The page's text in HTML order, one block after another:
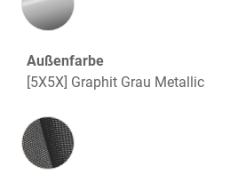
Außenfarbe
[5X5X] Graphit Grau Metallic
Innenausstattung